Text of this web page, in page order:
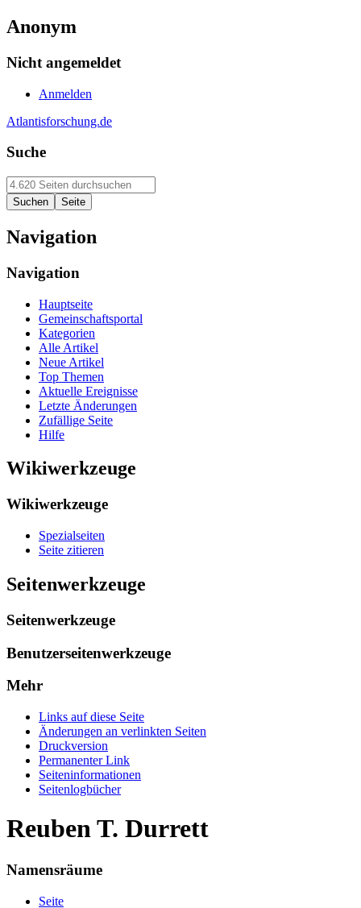
Anonym
Nicht angemeldet
Anmelden
Atlantisforschung.de
Suche
Navigation
Navigation
Hauptseite
Gemeinschaftsportal
Kategorien
Alle Artikel
Neue Artikel
Top Themen
Aktuelle Ereignisse
Letzte Änderungen
Zufällige Seite
Hilfe
Wikiwerkzeuge
Wikiwerkzeuge
Spezialseiten
Seite zitieren
Seitenwerkzeuge
Seitenwerkzeuge
Benutzerseitenwerkzeuge
Mehr
Links auf diese Seite
Änderungen an verlinkten Seiten
Druckversion
Permanenter Link
Seiten­informationen
Seitenlogbücher
Reuben T. Durrett
Namensräume
Seite